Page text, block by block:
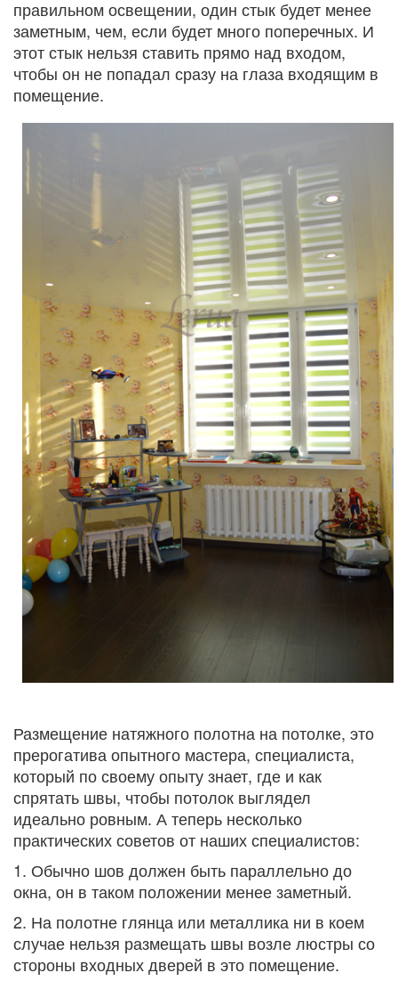
правильном освещении, один стык будет менее
заметным, чем, если будет много поперечных. И
этот стык нельзя ставить прямо над входом,
чтобы он не попадал сразу на глаза входящим в
помещение.
Размещение натяжного полотна на потолке, это
прерогатива опытного мастера, специалиста,
который по своему опыту знает, где и как
спрятать швы, чтобы потолок выглядел
идеально ровным. А теперь несколько
практических советов от наших специалистов:
1. Обычно шов должен быть параллельно до
окна, он в таком положении менее заметный.
2. На полотне глянца или металлика ни в коем
случае нельзя размещать швы возле люстры со
стороны входных дверей в это помещение.